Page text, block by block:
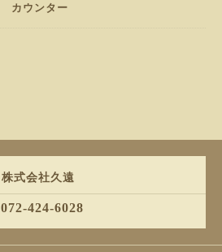
カウンター
株式会社久遠
072-424-6028